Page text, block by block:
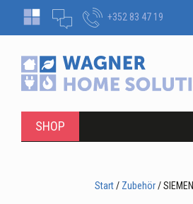
+352 83 47 19
SHOP
Start/ Zubehör/